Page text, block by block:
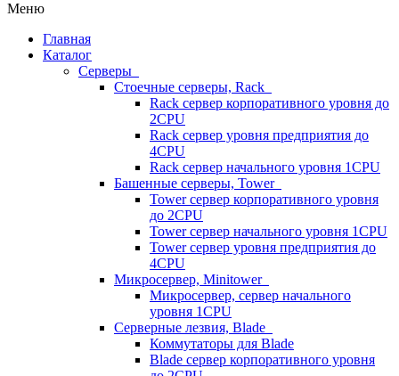
Меню
Главная
Каталог
Серверы
Стоечные серверы, Rack
Rack сервер корпоративного уровня до
2CPU
Rack сервер уровня предприятия до
4CPU
Rack сервер начального уровня 1CPU
Башенные серверы, Tower
Tower сервер корпоративного уровня
до 2CPU
Tower сервер начального уровня 1CPU
Tower сервер уровня предприятия до
4CPU
Микросервер, Minitower
Микросервер, сервер начального
уровня 1CPU
Серверные лезвия, Blade
Коммутаторы для Blade
Blade сервер корпоративного уровня